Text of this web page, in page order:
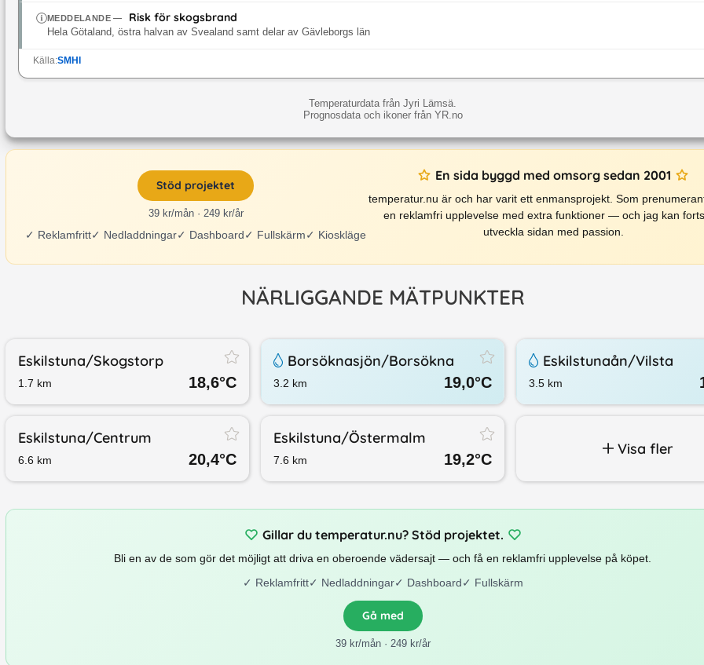
MEDDELANDE — Risk för skogsbrand
Hela Götaland, östra halvan av Svealand samt delar av Gävleborgs län
Källa:SMHI
Temperaturdata från Jyri Lämsä.
Prognosdata och ikoner från YR.no
Stöd projektet
39 kr/mån · 249 kr/år
✓ Reklamfritt✓ Nedladdningar✓ Dashboard✓ Fullskärm✓ Kioskläge
En sida byggd med omsorg sedan 2001
temperatur.nu är och har varit ett enmansprojekt. Som
en reklamfri upplevelse med extra funktioner — och jag kan
utveckla sidan med passion.
NÄRLIGGANDE MÄTPUNKTER
Eskilstuna/​Skogstorp
1.7 km 18,6°C
Borsöknasjön/​Borsökna
3.2 km 19,0°C
Eskilstunaån/​Vilsta
3.5 km
Eskilstuna/​Centrum
6.6 km 20,4°C
Eskilstuna/​Östermalm
7.6 km 19,2°C
Visa fler
Gillar du temperatur.nu? Stöd projektet.
Bli en av de som gör det möjligt att driva en oberoende vädersajt — och få en reklamfri upplevelse på köpet.
✓ Reklamfritt✓ Nedladdningar✓ Dashboard✓ Fullskärm
Gå med
39 kr/mån · 249 kr/år